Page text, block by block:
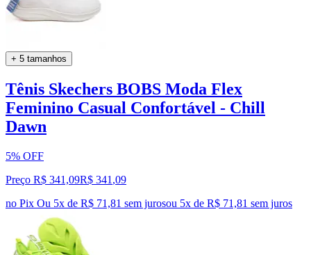
+ 5 tamanhos
Tênis Skechers BOBS Moda Flex
Feminino Casual Confortável - Chill
Dawn
5% OFF
Preço R$ 341,09R$ 341 ,09
no Pix Ou 5x de R$ 71,81 sem jurosou 5x de R$ 71,81 sem juros